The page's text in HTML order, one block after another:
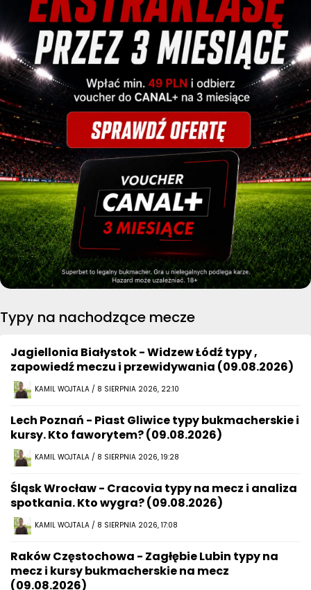
Typy na nachodzące mecze
Jagiellonia Białystok - Widzew Łódź typy ,
zapowiedź meczu i przewidywania (09.08.2026)
KAMIL WOJTALA / 8 SIERPNIA 2026, 22:10
Lech Poznań - Piast Gliwice typy bukmacherskie i
kursy. Kto faworytem? (09.08.2026)
KAMIL WOJTALA / 8 SIERPNIA 2026, 19:28
Śląsk Wrocław - Cracovia typy na mecz i analiza
spotkania. Kto wygra? (09.08.2026)
KAMIL WOJTALA / 8 SIERPNIA 2026, 17:08
Raków Częstochowa - Zagłębie Lubin typy na
mecz i kursy bukmacherskie na mecz
(09.08.2026)